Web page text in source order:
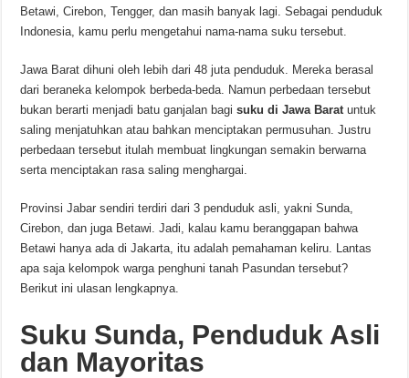
Betawi, Cirebon, Tengger, dan masih banyak lagi. Sebagai penduduk
Indonesia, kamu perlu mengetahui nama-nama suku tersebut.
Jawa Barat dihuni oleh lebih dari 48 juta penduduk. Mereka berasal
dari beraneka kelompok berbeda-beda. Namun perbedaan tersebut
bukan berarti menjadi batu ganjalan bagisuku di Jawa Baratuntuk
saling menjatuhkan atau bahkan menciptakan permusuhan. Justru
perbedaan tersebut itulah membuat lingkungan semakin berwarna
serta menciptakan rasa saling menghargai.
Provinsi Jabar sendiri terdiri dari 3 penduduk asli, yakni Sunda,
Cirebon, dan juga Betawi. Jadi, kalau kamu beranggapan bahwa
Betawi hanya ada di Jakarta, itu adalah pemahaman keliru. Lantas
apa saja kelompok warga penghuni tanah Pasundan tersebut?
Berikut ini ulasan lengkapnya.
Suku Sunda, Penduduk Asli
dan Mayoritas